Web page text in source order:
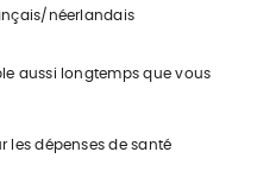
néerlandais
aussi longtemps que vous
les dépenses de santé